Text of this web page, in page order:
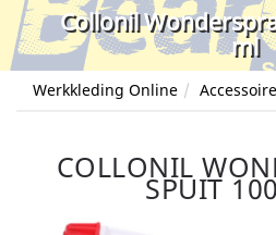
Collonil
ml
Werkkleding Online
COLLONIL
SPUIT